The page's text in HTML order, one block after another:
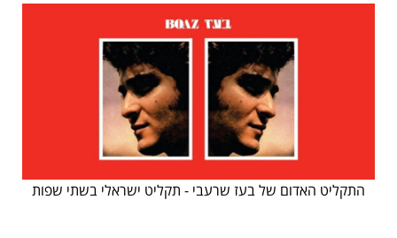
התקליט האדום של בעז שרעבי - תקליט ישראלי בשתי שפות